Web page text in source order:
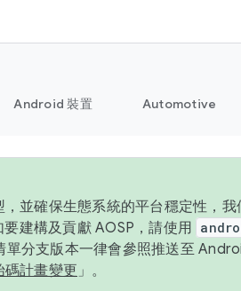
Android 裝置 Automotive
並確保生態系統的平台穩定性，
建構及貢獻 AOSP，請使用
單分支版本一律會參照推送至
計畫變更 」。